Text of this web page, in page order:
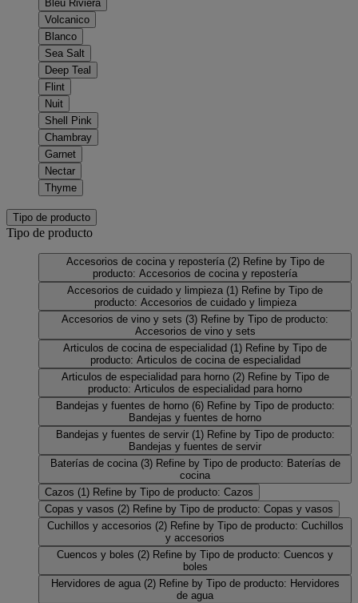
Bleu Riviera
Volcanico
Blanco
Sea Salt
Deep Teal
Flint
Nuit
Shell Pink
Chambray
Garnet
Nectar
Thyme
Tipo de producto
Tipo de producto
Accesorios de cocina y repostería (2) Refine by Tipo de
producto: Accesorios de cocina y repostería
Accesorios de cuidado y limpieza (1) Refine by Tipo de
producto: Accesorios de cuidado y limpieza
Accesorios de vino y sets (3) Refine by Tipo de producto:
Accesorios de vino y sets
Articulos de cocina de especialidad (1) Refine by Tipo de
producto: Articulos de cocina de especialidad
Articulos de especialidad para horno (2) Refine by Tipo de
producto: Articulos de especialidad para horno
Bandejas y fuentes de horno (6) Refine by Tipo de producto:
Bandejas y fuentes de horno
Bandejas y fuentes de servir (1) Refine by Tipo de producto:
Bandejas y fuentes de servir
Baterías de cocina (3) Refine by Tipo de producto: Baterías de
cocina
Cazos (1) Refine by Tipo de producto: Cazos
Copas y vasos (2) Refine by Tipo de producto: Copas y vasos
Cuchillos y accesorios (2) Refine by Tipo de producto: Cuchillos
y accesorios
Cuencos y boles (2) Refine by Tipo de producto: Cuencos y
boles
Hervidores de agua (2) Refine by Tipo de producto: Hervidores
de agua